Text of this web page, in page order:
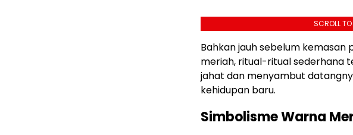
SCROLL
Bahkan jauh sebelum
meriah, ritual-ritual sederhana
jahat dan menyambut
kehidupan baru.
Simbolisme Warna